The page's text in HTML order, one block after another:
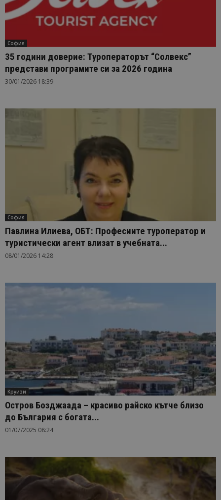
София
35 години доверие: Туроператорът “Солвекс”
представи програмите си за 2026 година
30/01/2026 18:39
София
Павлина Илиева, ОБТ: Професиите туроператор и
туристически агент влизат в учебната...
08/01/2026 14:28
Круизи
Остров Бозджаада – красиво райско кътче близо
до България с богата...
01/07/2025 08:24